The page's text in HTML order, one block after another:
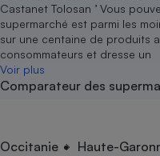
Castanet Tolosan ’ Vous
supermarché est parmi les
sur une centaine de produits
consommateurs et dresse un
Voir plus
Comparateur des
Occitanie Haute-
Brèves
Soumettre un litige
Lettres types
Rencontrer une
Nos associations
Nous rejoindre
En savoir plus sur Que
?
Nos partenaires
Nous rejoindre